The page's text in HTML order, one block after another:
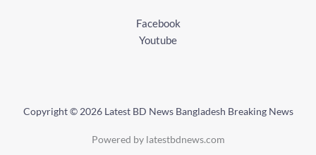
Facebook
Youtube
Copyright © 2026 Latest BD News Bangladesh Breaking News
Powered by latestbdnews.com